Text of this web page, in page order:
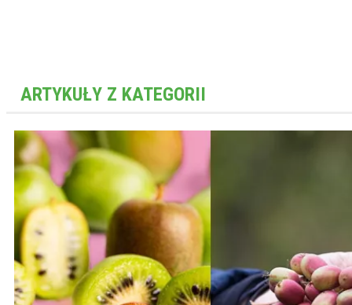
ARTYKUŁY Z KATEGORII